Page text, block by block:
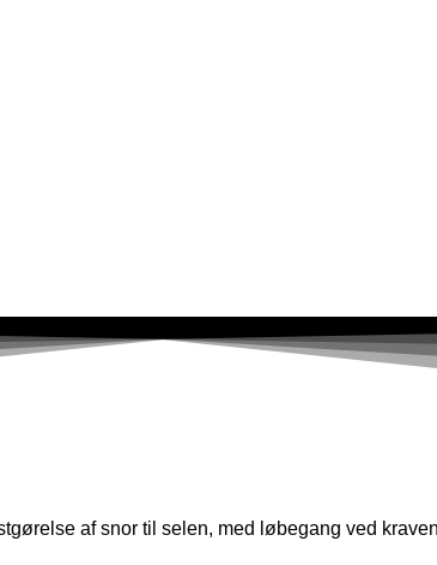
af snor til selen, med løbegang ved